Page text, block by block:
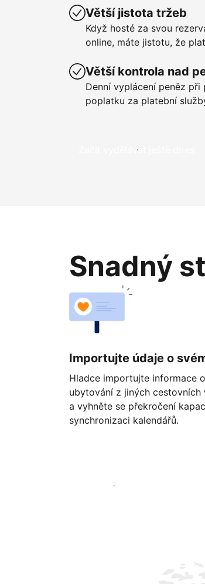
Větší jistota tržeb
Když hosté za svou
online, máte jistotu, že
Větší kontrola nad
Denní vyplácení peněz
poplatku za platební
Začít vydělávat ještě dnes
Snadný
Importujte údaje o
Hladce importujte informace
ubytování z jiných cestovních
a vyhněte se překročení
synchronizaci kalendářů.
Začít ještě dnes